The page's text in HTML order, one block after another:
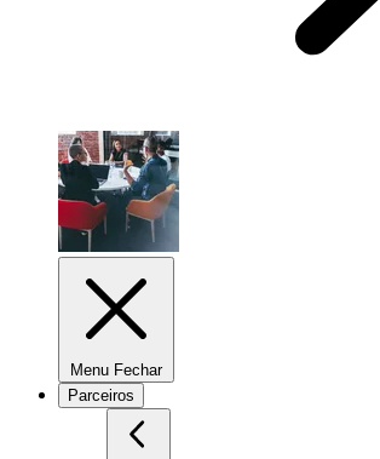
Menu Fechar
Parceiros